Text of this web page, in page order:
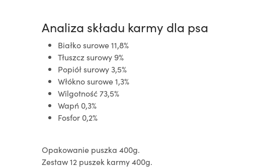
Analiza składu karmy dla psa
Białko surowe 11,8%
Tłuszcz surowy 9%
Popiół surowy 3,5%
Włókno surowe 1,3%
Wilgotność 73,5%
Wapń 0,3%
Fosfor 0,2%
Opakowanie puszka 400g.
Zestaw 12 puszek karmy 400g.